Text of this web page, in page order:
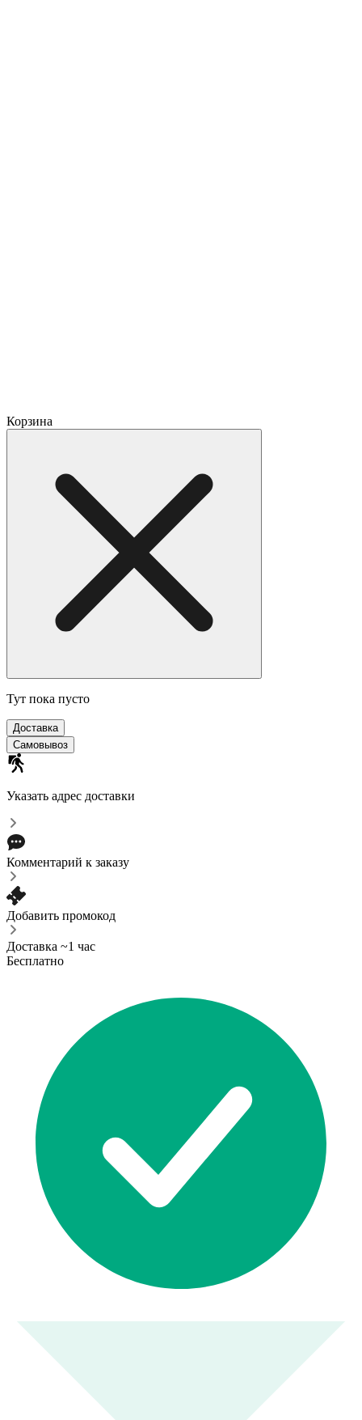
Корзина
Тут пока пусто
Доставка
Самовывоз
Указать адрес доставки
Комментарий к заказу
Добавить промокод
Доставка ~1 час
Бесплатно